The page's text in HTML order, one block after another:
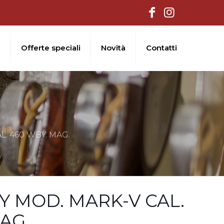
Offerte speciali Novità Contatti
460 WBY. MAG.
MOD. MARK-V CAL.